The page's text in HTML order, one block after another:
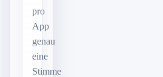
pro
App
genau
eine
Stimme